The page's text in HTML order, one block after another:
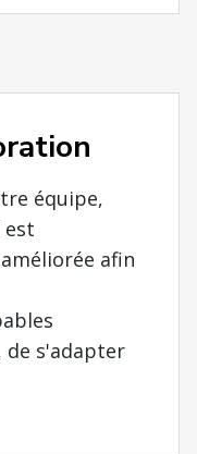
équipe,
est
afin
de s'adapter